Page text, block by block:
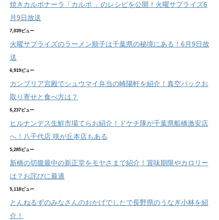
焼きカルボナーラ「カルボ 」のレシピを公開！火曜サプライズ6
月9日放送
7,039ビュー
火曜サプライズのラーメン順子は千葉県の秘境にある！6月9日放
送
6,919ビュー
カンブリア宮殿でシュウマイ弁当の崎陽軒を紹介！真空パックお
取り寄せと食べ方は？
6,237ビュー
ヒルナンデス生鮮市場てらお紹介！ドケチ隊が千葉県船橋激安店
へ！八千代店 咲が丘本店もある
5,285ビュー
新橋の切腹最中の新正堂をモヤさまで紹介！賞味期限やカロリー
は？お詫びに最適
5,118ビュー
とんねるずのみなさんのおかげでしたで長野県のうなぎ小林を紹
介！